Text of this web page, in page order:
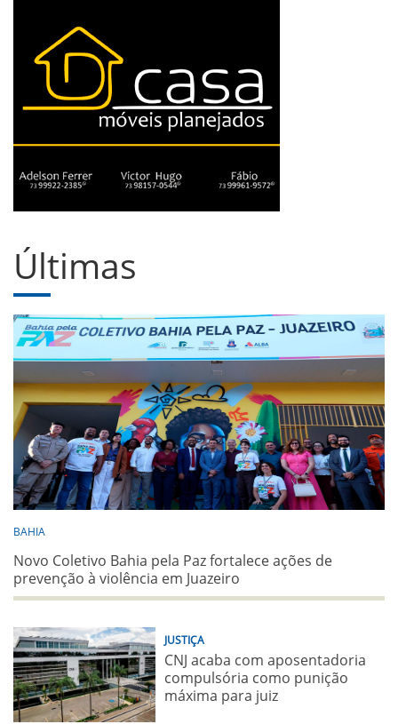
Últimas
BAHIA
Novo Coletivo Bahia pela Paz fortalece ações de
prevenção à violência em Juazeiro
JUSTIÇA
CNJ acaba com aposentadoria
compulsória como punição
máxima para juiz